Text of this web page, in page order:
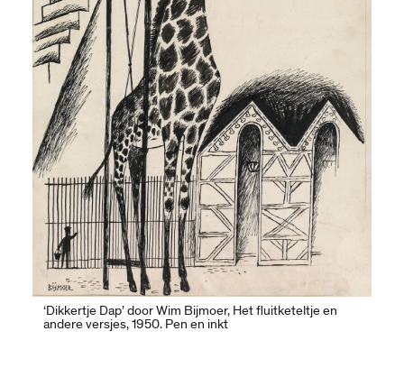
‘Dikkertje Dap’ door Wim Bijmoer, Het fluitketeltje en
andere versjes, 1950. Pen en inkt